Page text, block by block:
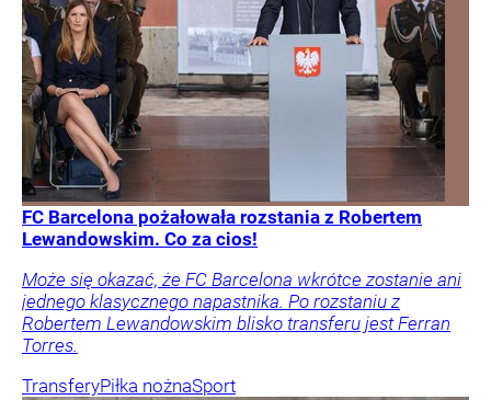
FC Barcelona pożałowała rozstania z Robertem
Lewandowskim. Co za cios!
Może się okazać, że FC Barcelona wkrótce zostanie ani
jednego klasycznego napastnika. Po rozstaniu z
Robertem Lewandowskim blisko transferu jest Ferran
Torres.
TransferyPiłka nożnaSport